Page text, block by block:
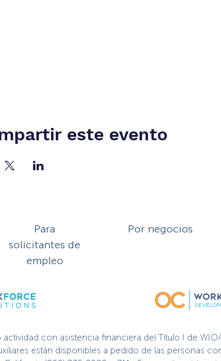
este evento
Para
solicitantes de
empleo
Por negocios
actividad con asistencia financiera del Título I de
están disponibles a pedido de las personas